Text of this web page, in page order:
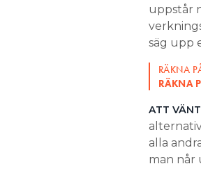
uppstår
säg upp
RÄKNA
RÄKNA
ATT
alla
man når